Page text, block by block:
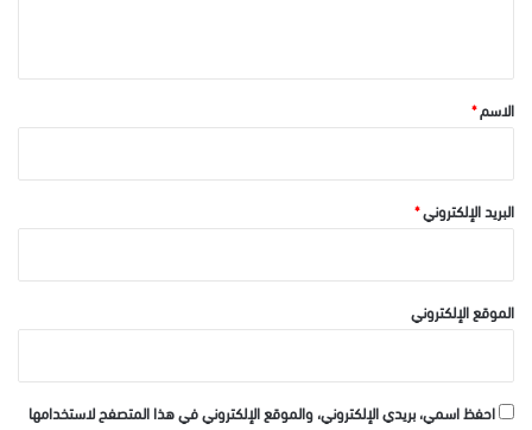
*الاسم*
البريد الإلكتروني*
الموقع الإلكتروني
احفظ اسمي، بريدي الإلكتروني، والموقع الإلكتروني في هذا المتصفح لاستخدامها